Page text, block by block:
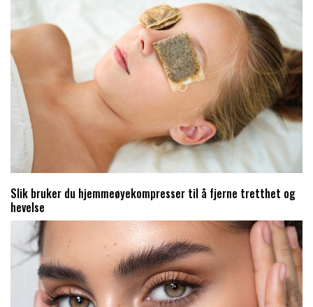
Slik bruker du hjemmeøyekompresser til å fjerne tretthet og
hevelse